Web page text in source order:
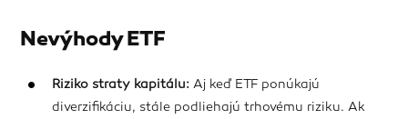
Nevýhody ETF
Riziko straty kapitálu:Aj keď ETF ponúkajú
diverzifikáciu, stále podliehajú trhovému riziku. Ak